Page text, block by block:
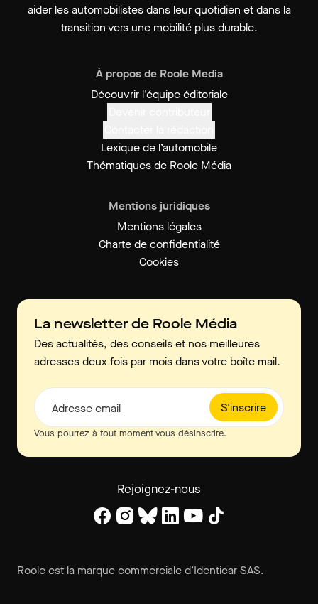
aider les automobilistes dans leur quotidien et dans la
transition vers une mobilité plus durable.
À propos de Roole Media
Découvrir l'équipe éditoriale
Lexique de l’automobile
Thématiques de Roole Média
Mentions juridiques
Mentions légales
Charte de confidentialité
Cookies
La newsletter de Roole Média
Des actualités, des conseils et nos meilleures
adresses deux fois par mois dans votre boîte mail.
S'inscrire
Adresse email
Vous pourrez à tout moment vous désinscrire.
Rejoignez-nous
Roole est la marque commerciale d’Identicar SAS.